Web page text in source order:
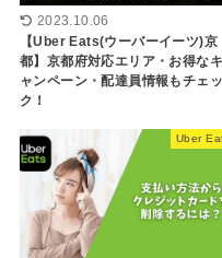
2023.10.06
【Uber Eats(ウーバーイーツ)京
都】京都府対応エリア・お得なキ
ャンペーン・配達員情報もチェッ
ク！
Uber